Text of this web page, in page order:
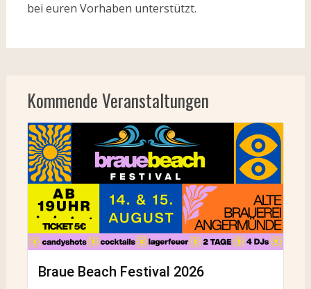
bei euren Vorhaben unterstützt.
Kommende Veranstaltungen
Braue Beach Festival 2026